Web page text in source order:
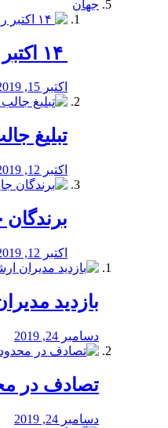
جهان
اکتبر 15, 2019
تبلیغ
اکتبر 12, 2019
برندگان
اکتبر 12, 2019
بازدید
دسامبر 24, 2019
تصادف در
دسامبر 24, 2019